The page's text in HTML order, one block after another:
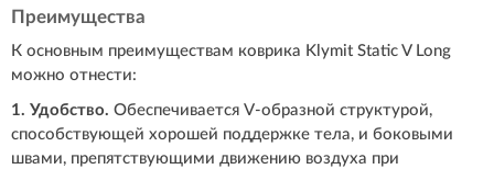
Преимущества
К основным преимуществам коврика Klymit Static V Long
можно отнести:
1. Удобство. Обеспечивается V-образной структурой,
способствующей хорошей поддержке тела, и боковыми
швами, препятствующими движению воздуха при